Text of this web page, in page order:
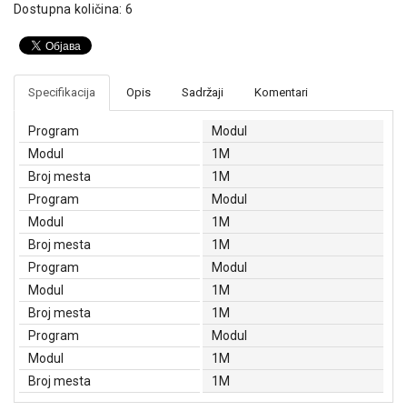
Baterijska
Dostupna količina: 6
Specifikacija Opis Sadržaji Komentari
Program
Modul
Modul
1M
Broj mesta
1M
Program
Modul
Modul
1M
Broj mesta
1M
Program
Modul
Modul
1M
Broj mesta
1M
Program
Modul
Modul
1M
Broj mesta
1M